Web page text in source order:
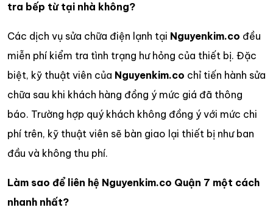
tra bếp từ tại nhà không?
Các dịch vụ sửa chữa điện lạnh tại Nguyenkim.co đều
miễn phí kiểm tra tình trạng hư hỏng của thiết bị. Đặc
biệt, kỹ thuật viên của Nguyenkim.co chỉ tiến hành sửa
chữa sau khi khách hàng đồng ý mức giá đã thông
báo. Trường hợp quý khách không đồng ý với mức chi
phí trên, kỹ thuật viên sẽ bàn giao lại thiết bị như ban
đầu và không thu phí.
Làm sao để liên hệ Nguyenkim.co Quận 7 một cách
nhanh nhất?